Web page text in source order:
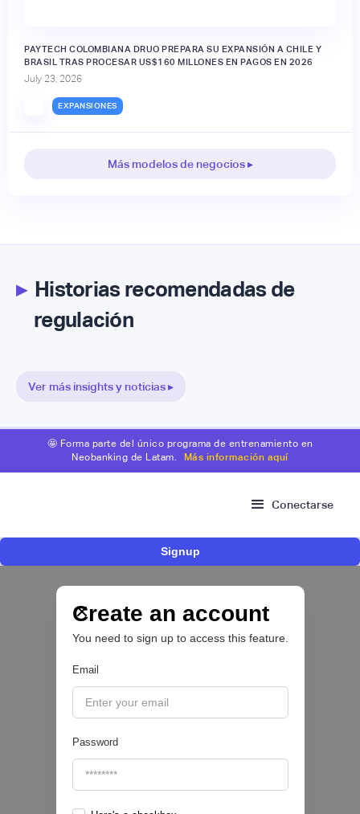
PAYTECH COLOMBIANA DRUO PREPARA SU EXPANSIÓN A CHILE Y
BRASIL TRAS PROCESAR US$160 MILLONES EN PAGOS EN 2026
July 23, 2026
EXPANSIONES
Más modelos de negocios ▸
▸Historias recomendadas de
regulación
Ver más insights y noticias ▸
🤩 Forma parte del único programa de entrenamiento en
Neobanking de Latam.
Más información aquí
Conectarse
Signup
Create an account
You need to sign up to access this feature.
Email
Password
operar como compañía de financiamiento en
Colombia y ampliar su oferta para pymes
CRÉDITO DIGITAL 💰
Valora Analitik |